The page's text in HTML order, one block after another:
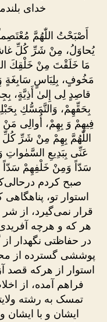
خداى
أَصْبَحْتُ اللّٰهُمَّ
يُحاوَلُ، مِنْ شَرِّ كُلِّ
مَا خَلَقْتَ مِنْ خَلْقِكَ
مَخُوفٍ، بِلِبَاسٍ سَابِغَةٍ
قاصِدٍ لِى إِلىٰ أَذِيَّةٍ،
بِحَقِّهِمْ، وَالتَّمَسُّكِ
فِيهِمْ وَ بِهِمْ، أُوالِى مَنْ
اللّٰهُمَّ بِهِمْ مِنْ شَرِّ كُلِّ
عَنِّى بِبَدِيعِ السَّمٰواتِ
سَدّاً وَمِنْ خَلْفِهِمْ سَدّاً
صبح کردم درحالی‌که
استوار تو،
قرار نمی‌گیرد، از
هر که و هرچه
در حفاظتی نگهدار
پوششی گسترده از
استوار از هرکه قصد
فراهم آمده، از
تمسک به رشته
ایشان و با ایشان